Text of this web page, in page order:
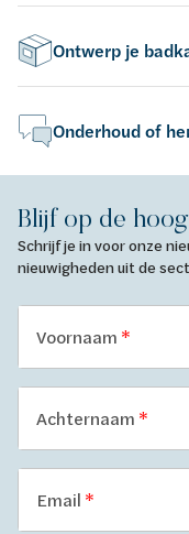
Ontwerp je
Onderhoud of
Blijf op de
Schrijf je in voor onze
nieuwigheden uit de
Voornaam
Achternaam
Email